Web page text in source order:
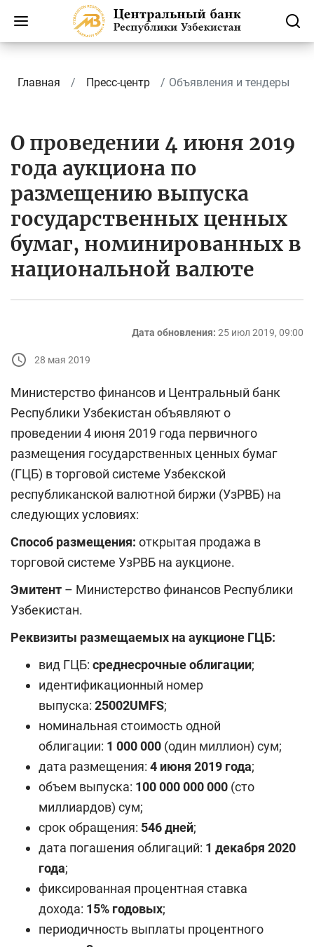
Главная Пресс-центр Объявления и тендеры
О проведении 4 июня 2019
года аукциона по
размещению выпуска
государственных ценных
бумаг, номинированных в
национальной валюте
Дата обновления: 25 июл 2019, 09:00
28 мая 2019
Министерство финансов и Центральный банк
Республики Узбекистан объявляют о
проведении 4 июня 2019 года первичного
размещения государственных ценных бумаг
(ГЦБ) в торговой системе Узбекской
республиканской валютной биржи (УзРВБ) на
следующих условиях:
Способ размещения: открытая продажа в
торговой системе УзРВБ на аукционе.
Эмитент – Министерство финансов Республики
Узбекистан.
Реквизиты размещаемых на аукционе ГЦБ:
вид ГЦБ: среднесрочные облигации;
идентификационный номер
выпуска: 25002UMFS;
номинальная стоимость одной
облигации: 1 000 000 (один миллион) сум;
дата размещения: 4 июня 2019 года;
объем выпуска: 100000 000 000 (сто
миллиардов) сум;
срок обращения: 546 дней;
дата погашения облигаций: 1 декабря 2020
года;
фиксированная процентная ставка
дохода: 15% годовых;
периодичность выплаты процентного